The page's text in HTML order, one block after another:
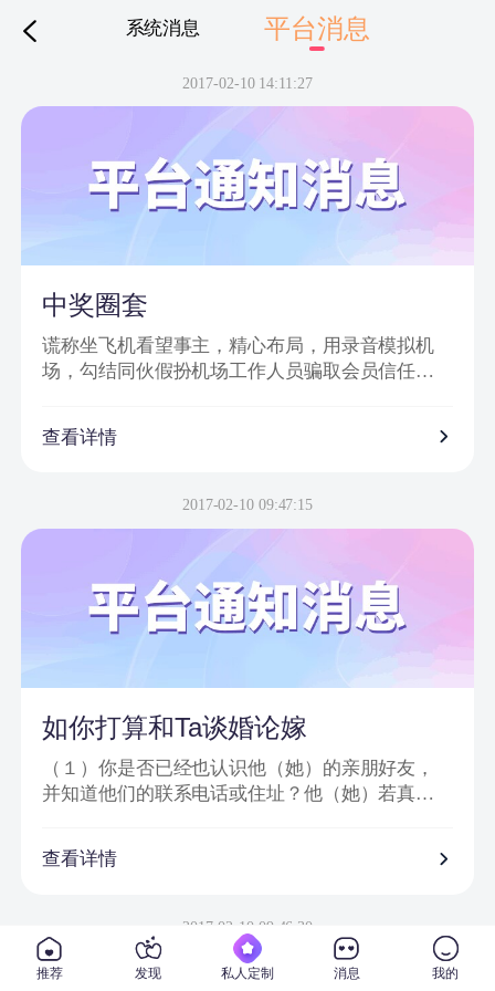
系统消息 平台消息
下拉刷新
2017-02-10 14:11:27
中奖圈套
谎称坐飞机看望事主，精心布局，用录音模拟机
场，勾结同伙假扮机场工作人员骗取会员信任，
诈骗特点：
信息或节目邀请嘉宾、网站会员为信件内容；
2、骗子以＂消息提示员XX＂、＂送礼员XX＂等
3、把中奖诈骗信息发到会员手机上，要求会员登
录一个钓鱼网站进行汇款；
4、虚假信息为避免系统筛查及一般由大量符号或
查看详情
2017-02-10 09:47:15
如你打算和Ta谈婚论嫁
（１）你是否已经也认识他（她）的亲朋好友，
并知道他们的联系电话或住址？他（她）若真心
私人社交圈子。
信他（她）真的在那里从事着他（她）所说的工
作？
查看详情
2017-02-10 09:46:30
推荐 发现 私人定制 消息 我的